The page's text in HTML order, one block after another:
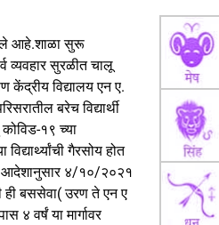
आहे.शाळा सुरू
व्यवहार सुरळीत चालू
विद्यालय एन ए.
बरेच विद्यार्थी
१९ च्या
गैरसोय होत
आदेशानुसार ४/१०/२०२१
ही बससेवा( उरण ते एन ए
वर्षं या मार्गावर